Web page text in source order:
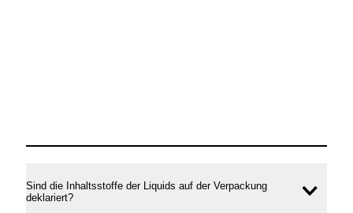
Sind die Inhaltsstoffe der Liquids auf der Verpackung
deklariert?